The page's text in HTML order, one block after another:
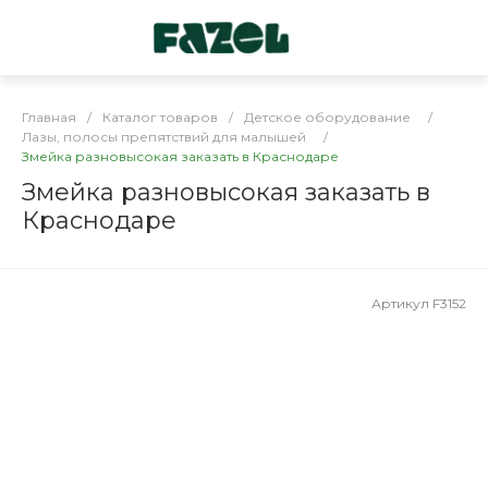
Главная / Каталог товаров / Детское оборудование
/
Лазы, полосы препятствий для малышей
/
Змейка разновысокая заказать в Краснодаре
Змейка разновысокая заказать в
Краснодаре
Артикул F3152